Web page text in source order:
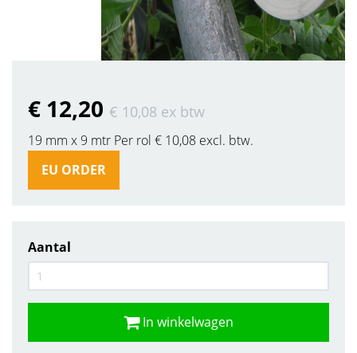
€ 12,20 € 10,08 ex btw
19 mm x 9 mtr Per rol € 10,08 excl. btw.
EU ORDER
Aantal
In winkelwagen